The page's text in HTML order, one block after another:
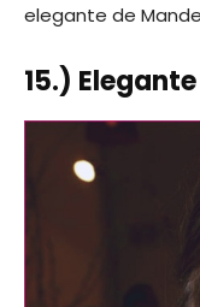
elegante de
15.)